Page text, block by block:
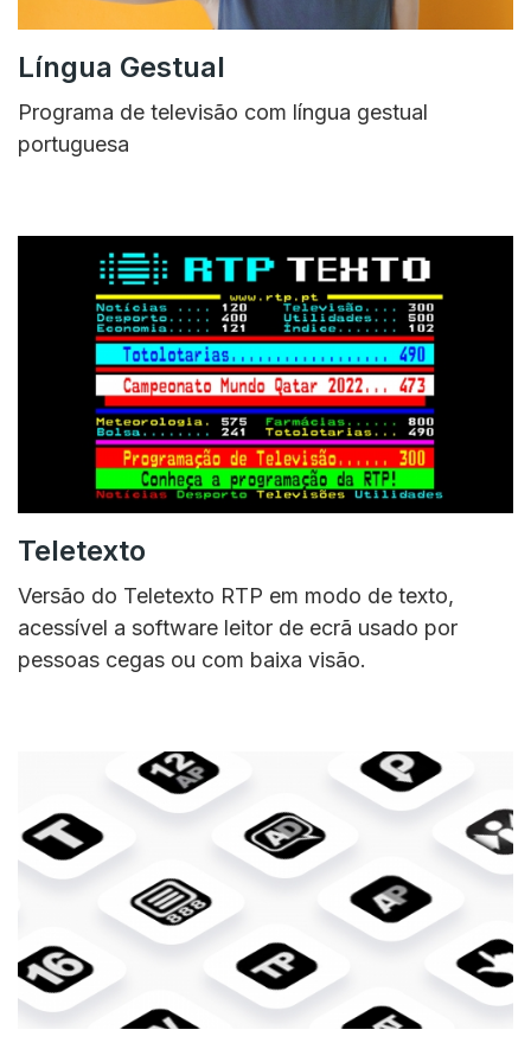
Língua Gestual
Programa de televisão com língua gestual
portuguesa
Teletexto
Versão do Teletexto RTP em modo de texto,
acessível a software leitor de ecrã usado por
pessoas cegas ou com baixa visão.